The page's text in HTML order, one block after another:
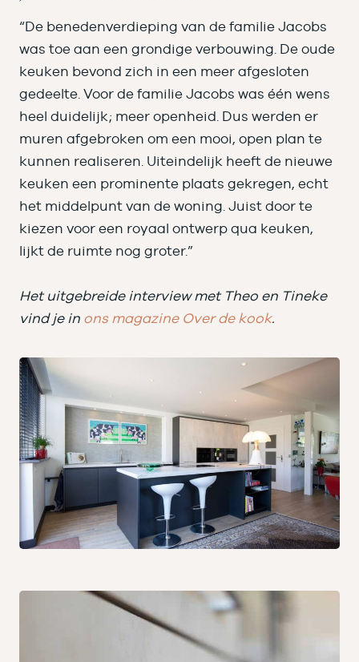
“De benedenverdieping van de familie Jacobs
was toe aan een grondige verbouwing. De oude
keuken bevond zich in een meer afgesloten
gedeelte. Voor de familie Jacobs was één wens
heel duidelijk; meer openheid. Dus werden er
muren afgebroken om een mooi, open plan te
kunnen realiseren. Uiteindelijk heeft de nieuwe
keuken een prominente plaats gekregen, echt
het middelpunt van de woning. Juist door te
kiezen voor een royaal ontwerp qua keuken,
lijkt de ruimte nog groter.”
Het uitgebreide interview met Theo en Tineke
vind je in ons magazine Over de kook.